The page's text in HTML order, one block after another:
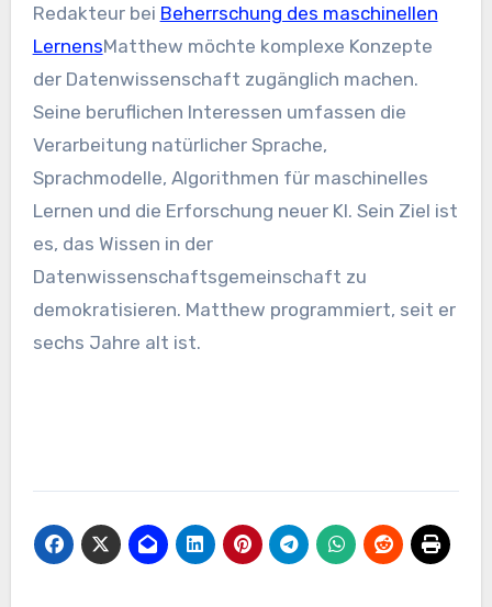
Redakteur bei Beherrschung des maschinellen
LernensMatthew möchte komplexe Konzepte
der Datenwissenschaft zugänglich machen.
Seine beruflichen Interessen umfassen die
Verarbeitung natürlicher Sprache,
Sprachmodelle, Algorithmen für maschinelles
Lernen und die Erforschung neuer KI. Sein Ziel ist
es, das Wissen in der
Datenwissenschaftsgemeinschaft zu
demokratisieren. Matthew programmiert, seit er
sechs Jahre alt ist.